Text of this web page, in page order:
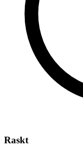
Raskt